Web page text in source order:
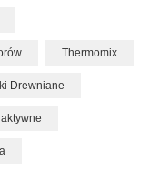
Thermomix
Drewniane